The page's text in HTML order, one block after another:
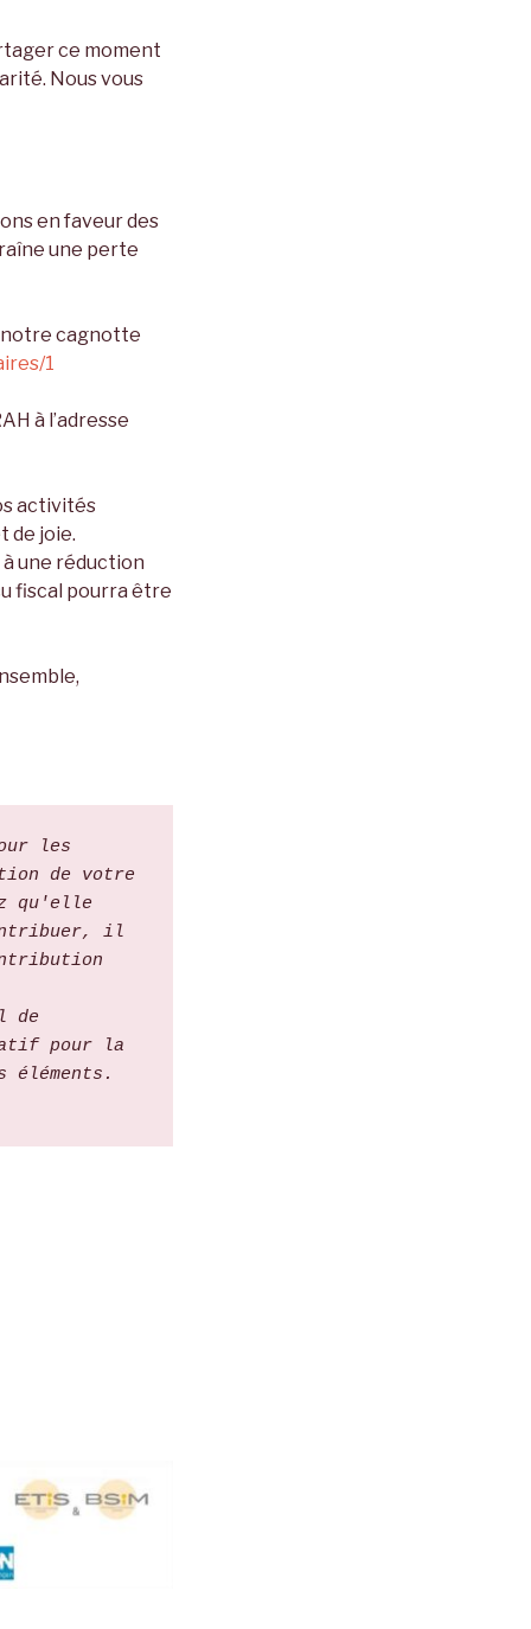
ce moment
Nous vous
en faveur des
une perte
notre cagnotte
1
à l’adresse
activités
de joie.
une réduction
fiscal pourra être
les
de votre
qu'elle
il
de
pour la
éléments.